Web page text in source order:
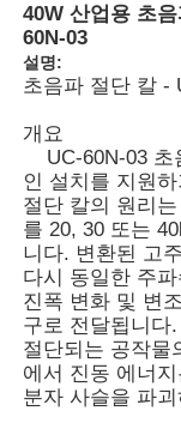
40W 산업용 초
60N-03
설명:
초음파 절단 칼 -
개요
UC-60N-03 초
인 설치를 지원
절단 칼의 원리
를 20, 30 또는
니다. 변환된 고
다시 동일한 주
진폭 변화 및 변
구로 전달됩니다
절단되는 공작물
에서 진동 에너
분자 사슬을 파